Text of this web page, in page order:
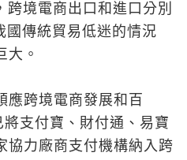
境電商出口和進口分別
傳統貿易低迷的情況
大。
應跨境電商發展和百
支付寶、財付通、易寶
協力廠商支付機構納入跨